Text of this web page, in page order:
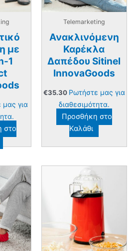
με
1
για
στο
Telemarketing
Ανακλινόμενη
Καρέκλα
Δαπέδου Sitinel
InnovaGoods
€35.30 Ρωτήστε μας για
διαθεσιμότητα.
Προσθήκη στο
Καλάθι